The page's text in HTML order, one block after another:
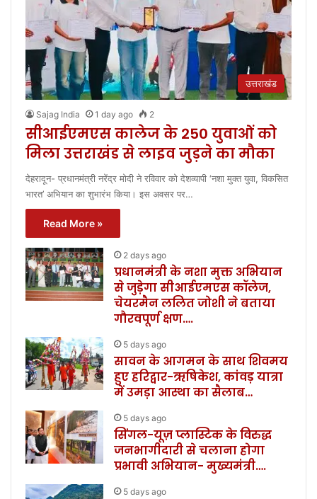
उत्तराखंड
Sajag India 1 day ago 2
सीआईएमएस कालेज के 250 युवाओं को
मिला उत्तराखंड से लाइव जुड़ने का मौका
देहरादून- प्रधानमंत्री नरेंद्र मोदी ने रविवार को देशव्यापी ‘नशा मुक्त युवा, विकसित
भारत’ अभियान का शुभारंभ किया। इस अवसर पर…
Read More »
2 days ago
प्रधानमंत्री के नशा मुक्त अभियान
से जुड़ेगा सीआईएमएस कॉलेज,
चेयरमैन ललित जोशी ने बताया
गौरवपूर्ण क्षण….
5 days ago
सावन के आगमन के साथ शिवमय
हुए हरिद्वार-ऋषिकेश, कांवड़ यात्रा
में उमड़ा आस्था का सैलाब…
5 days ago
सिंगल-यूज़ प्लास्टिक के विरुद्ध
जनभागीदारी से चलाना होगा
प्रभावी अभियान- मुख्यमंत्री….
5 days ago